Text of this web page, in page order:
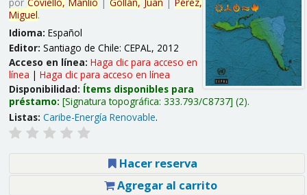
Miguel.
Idioma: Español
Editor: Santiago de Chile: CEPAL, 2012
Acceso en línea: Haga clic para acceso en
línea | Haga clic para acceso en línea
Disponibilidad: Ítems disponibles para
préstamo: Signatura topográfica: 333.793/C8737 (2).
Listas: Caribe-Energía Renovable.
Hacer reserva
Agregar al carrito